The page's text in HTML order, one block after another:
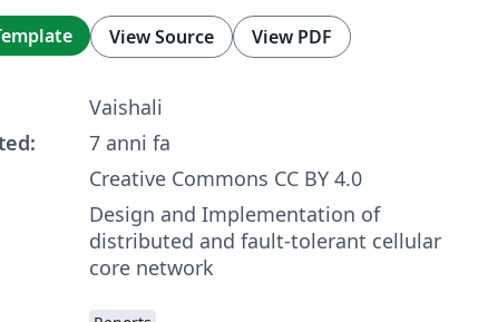
View Source View PDF
Vaishali
7 anni fa
Creative Commons CC BY 4.0
Design and Implementation of
distributed and fault-tolerant cellular
core network